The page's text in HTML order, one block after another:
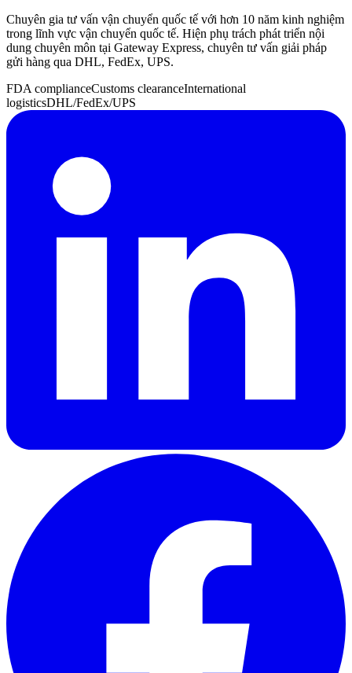
Chuyên gia tư vấn vận chuyển quốc tế với hơn 10 năm kinh nghiệm
trong lĩnh vực vận chuyển quốc tế. Hiện phụ trách phát triển nội
dung chuyên môn tại Gateway Express, chuyên tư vấn giải pháp
gửi hàng qua DHL, FedEx, UPS.
FDA complianceCustoms clearanceInternational
logisticsDHL/FedEx/UPS